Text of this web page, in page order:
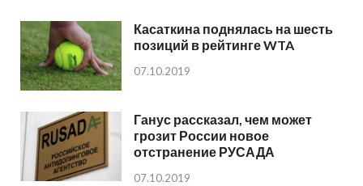
Касаткина поднялась на шесть
позиций в рейтинге WTA
07.10.2019
Ганус рассказал, чем может
грозит России новое
отстранение РУСАДА
07.10.2019